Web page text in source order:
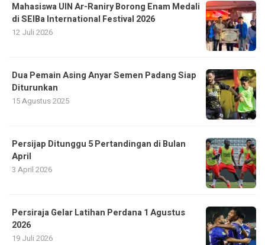
Mahasiswa UIN Ar-Raniry Borong Enam Medali
di SEIBa International Festival 2026
12 Juli 2026
Dua Pemain Asing Anyar Semen Padang Siap
Diturunkan
15 Agustus 2025
Persijap Ditunggu 5 Pertandingan di Bulan
April
3 April 2026
Persiraja Gelar Latihan Perdana 1 Agustus
2026
19 Juli 2026